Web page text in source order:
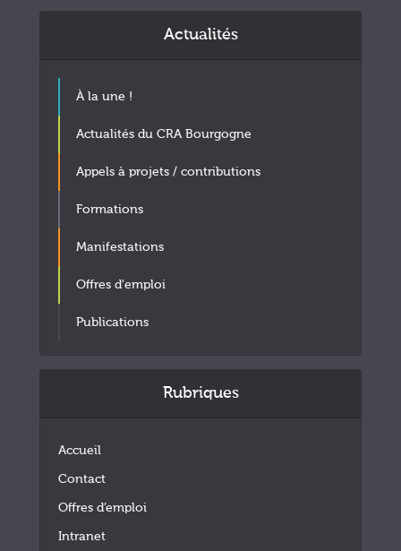
Actualités
À la une !
Actualités du CRA Bourgogne
Appels à projets / contributions
Formations
Manifestations
Offres d'emploi
Publications
Rubriques
Accueil
Contact
Offres d’emploi
Intranet